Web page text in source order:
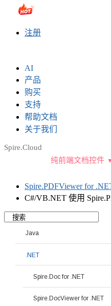
sales@e-iceblue.com
注册
AI
产品
购买
支持
帮助文档
关于我们
Spire.Cloud
纯前端文档控件
Spire.PDFViewer for
C#/VB.NET 使用
Java
.NET
Spire.Doc for .NET
Spire.DocViewer for .NET